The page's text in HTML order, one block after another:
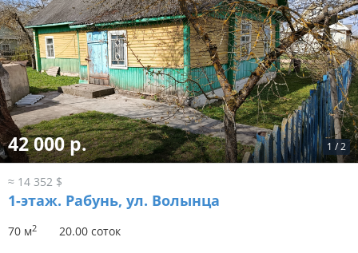
1 /2
42 000 р.
≈ 14 352 $
1-этаж. Рабунь, ул. Волынца
70 м2 20.00 соток